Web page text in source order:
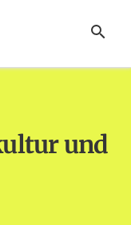
SUCHE
und